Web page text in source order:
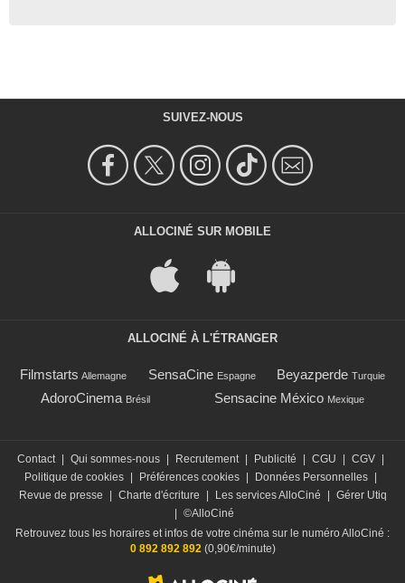
SUIVEZ-NOUS
ALLOCINÉ SUR MOBILE
ALLOCINÉ À L'ÉTRANGER
Filmstarts Allemagne SensaCine Espagne Beyazperde Turquie
AdoroCinema Brésil Sensacine México Mexique
Contact Qui sommes-nous Recrutement Publicité CGU CGV
Politique de cookies
Préférences cookies Données Personnelles
Revue de presse
Charte d'écriture Les services AlloCiné
Gérer Utiq
©AlloCiné
Retrouvez tous les horaires et infos de votre cinéma sur le numéro AlloCiné :
0 892 892 892(0,90€/minute)